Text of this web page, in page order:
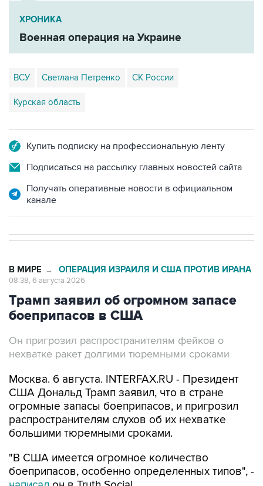
ХРОНИКА
Военная операция на Украине
ВСУ Светлана Петренко СК России
Курская область
Купить подписку на профессиональную ленту
Подписаться на рассылку главных новостей сайта
Получать оперативные новости в официальном
канале
В МИРЕ → ОПЕРАЦИЯ ИЗРАИЛЯ И США ПРОТИВ ИРАНА
08:38, 6 августа 2026
Трамп заявил об огромном запасе
боеприпасов в США
Он пригрозил распространителям фейков о
нехватке ракет долгими тюремными сроками
Москва. 6 августа. INTERFAX.RU - Президент
США Дональд Трамп заявил, что в стране
огромные запасы боеприпасов, и пригрозил
распространителям слухов об их нехватке
большими тюремными сроками.
"В США имеется огромное количество
боеприпасов, особенно определенных типов", -